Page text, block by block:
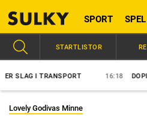
SPORT SPEL
I TRANSPORT 16:18
STARTLISTOR
Lovely Godivas Minne